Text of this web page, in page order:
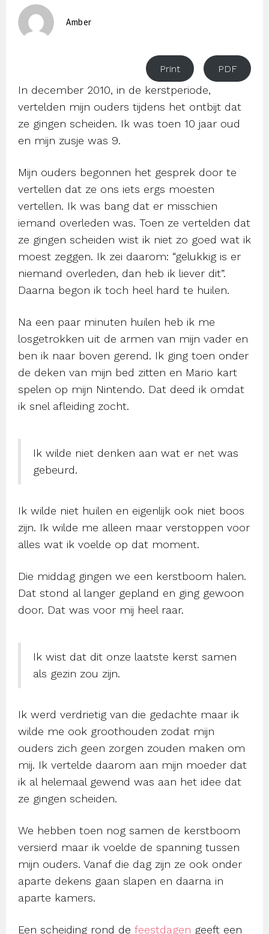
Amber
Print PDF
In december 2010, in de kerstperiode,
vertelden mijn ouders tijdens het ontbijt dat
ze gingen scheiden. Ik was toen 10 jaar oud
en mijn zusje was 9.
Mijn ouders begonnen het gesprek door te
vertellen dat ze ons iets ergs moesten
vertellen. Ik was bang dat er misschien
iemand overleden was. Toen ze vertelden dat
ze gingen scheiden wist ik niet zo goed wat ik
moest zeggen. Ik zei daarom: “gelukkig is er
niemand overleden, dan heb ik liever dit”.
Daarna begon ik toch heel hard te huilen.
Na een paar minuten huilen heb ik me
losgetrokken uit de armen van mijn vader en
ben ik naar boven gerend. Ik ging toen onder
de deken van mijn bed zitten en Mario kart
spelen op mijn Nintendo. Dat deed ik omdat
ik snel afleiding zocht.
Ik wilde niet denken aan wat er net was
gebeurd.
Ik wilde niet huilen en eigenlijk ook niet boos
zijn. Ik wilde me alleen maar verstoppen voor
alles wat ik voelde op dat moment.
Die middag gingen we een kerstboom halen.
Dat stond al langer gepland en ging gewoon
door. Dat was voor mij heel raar.
Ik wist dat dit onze laatste kerst samen
als gezin zou zijn.
Ik werd verdrietig van die gedachte maar ik
wilde me ook groothouden zodat mijn
ouders zich geen zorgen zouden maken om
mij. Ik vertelde daarom aan mijn moeder dat
ik al helemaal gewend was aan het idee dat
ze gingen scheiden.
We hebben toen nog samen de kerstboom
versierd maar ik voelde de spanning tussen
mijn ouders. Vanaf die dag zijn ze ook onder
aparte dekens gaan slapen en daarna in
aparte kamers.
Een scheiding rond de feestdagen geeft een